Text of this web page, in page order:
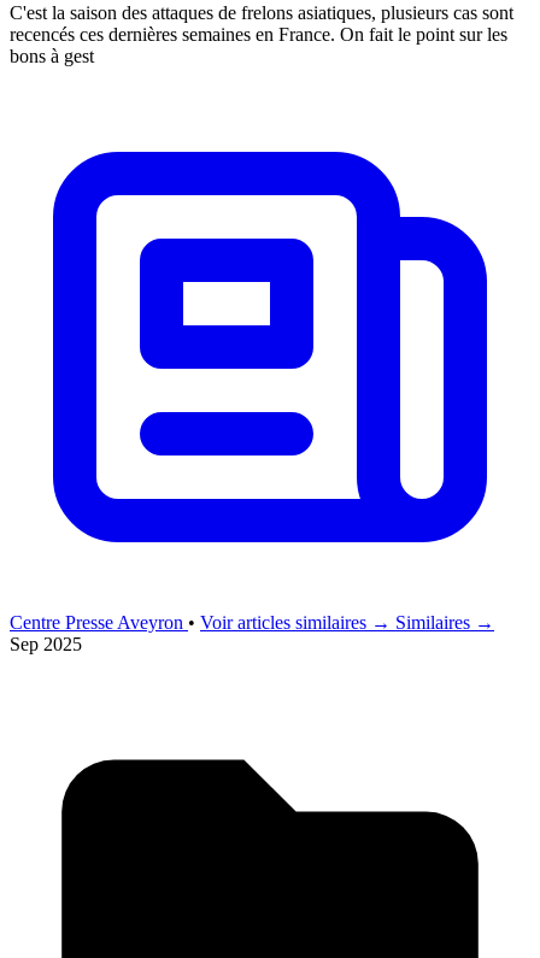
C'est la saison des attaques de frelons asiatiques, plusieurs cas sont
recencés ces dernières semaines en France. On fait le point sur les
bons à gest
Centre Presse Aveyron • Voir articles similaires → Similaires →
Sep 2025